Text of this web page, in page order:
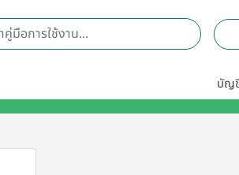
บัญ